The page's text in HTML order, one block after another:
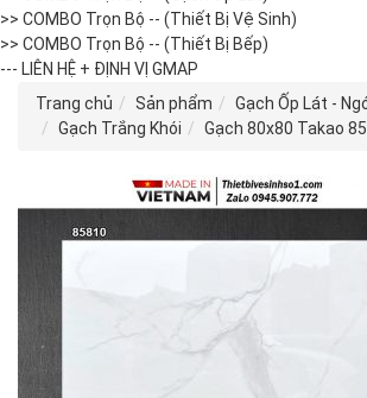
>> COMBO Trọn Bộ -- (Thiết Bị Vệ Sinh)
>> COMBO Trọn Bộ -- (Thiết Bị Bếp)
--- LIÊN HỆ + ĐỊNH VỊ GMAP
Trang chủ
Sản phẩm
Gạch Ốp Lát -
Gạch Trắng Khói
Gạch 80x80 Takao